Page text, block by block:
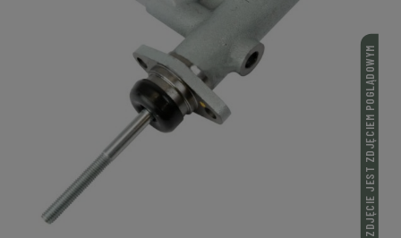
ZDJĘCIE JEST ZDJĘCIEM POGLĄDOWYM